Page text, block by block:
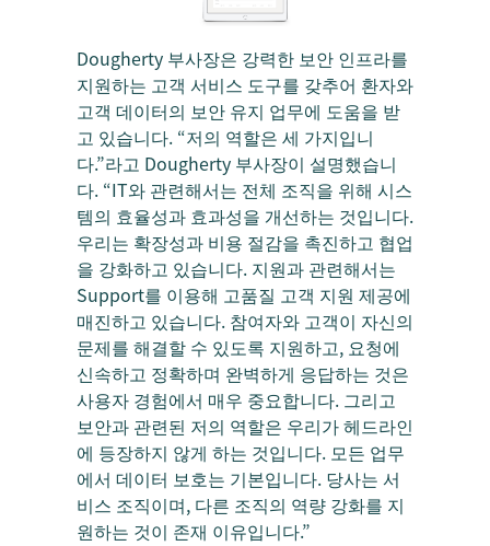
Dougherty 부사장은 강력한 보안 인프라를
지원하는 고객 서비스 도구를 갖추어 환자와
고객 데이터의 보안 유지 업무에 도움을 받
고 있습니다. “저의 역할은 세 가지입니
다.”라고 Dougherty 부사장이 설명했습니
다. “IT와 관련해서는 전체 조직을 위해 시스
템의 효율성과 효과성을 개선하는 것입니다.
우리는 확장성과 비용 절감을 촉진하고 협업
을 강화하고 있습니다. 지원과 관련해서는
Support를 이용해 고품질 고객 지원 제공에
매진하고 있습니다. 참여자와 고객이 자신의
문제를 해결할 수 있도록 지원하고, 요청에
신속하고 정확하며 완벽하게 응답하는 것은
사용자 경험에서 매우 중요합니다. 그리고
보안과 관련된 저의 역할은 우리가 헤드라인
에 등장하지 않게 하는 것입니다. 모든 업무
에서 데이터 보호는 기본입니다. 당사는 서
비스 조직이며, 다른 조직의 역량 강화를 지
원하는 것이 존재 이유입니다.”